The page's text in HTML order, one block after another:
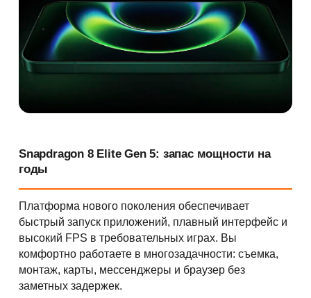
Snapdragon 8 Elite Gen 5: запас мощности на
годы
Платформа нового поколения обеспечивает
быстрый запуск приложений, плавный интерфейс и
высокий FPS в требовательных играх. Вы
комфортно работаете в многозадачности: съемка,
монтаж, карты, мессенджеры и браузер без
заметных задержек.